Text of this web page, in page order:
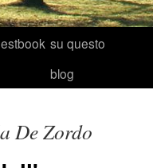
su questo
blog
De Zordo